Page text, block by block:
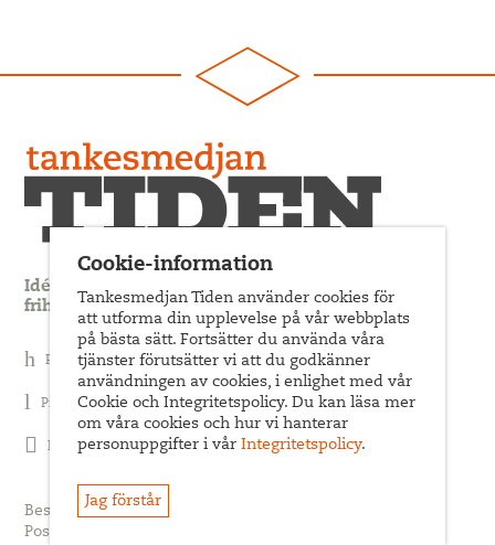
Idédebatt och analys som förnyar arbetarrörelsens
frihets- och jämlikhetssträvan
Prenumerera på nyhetsbrev
Prenumerera på Tiden Magasin
Följ oss på Facebook
Besöksadress: Sveavägen 68
Postadress: c/o ABF Box 522, 101 30 Stockholm
Cookie-information
Tankesmedjan Tiden använder cookies för
att utforma din upplevelse på vår webbplats
på bästa sätt. Fortsätter du använda våra
tjänster förutsätter vi att du godkänner
användningen av cookies, i enlighet med vår
Cookie och Integritetspolicy. Du kan läsa mer
om våra cookies och hur vi hanterar
personuppgifter i vår Integritetspolicy.
Jag förstår